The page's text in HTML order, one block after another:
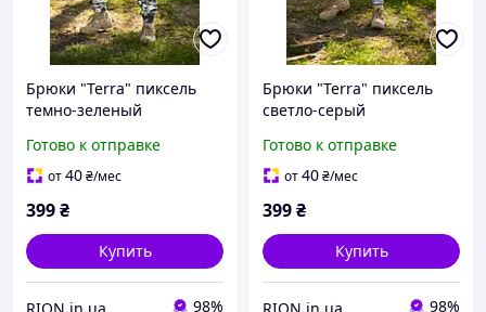
Брюки "Terra" пиксель
темно-зеленый
Готово к отправке
от40₴/мес
399₴
Купить
98%
Брюки "Terra" пиксель
светло-серый
Готово к отправке
от40₴/мес
399₴
Купить
98%